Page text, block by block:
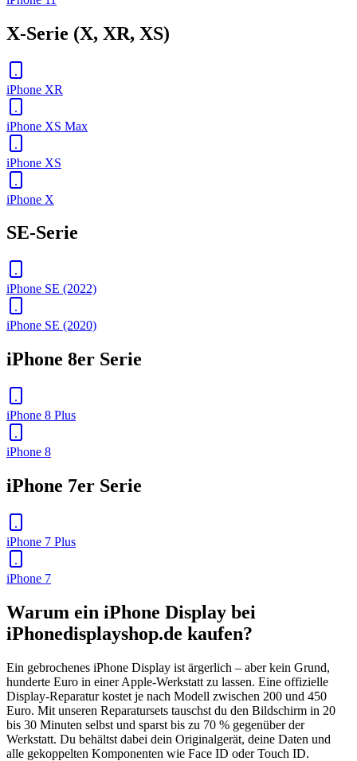
X-Serie (X, XR, XS)
iPhone XR
iPhone XS Max
iPhone XS
iPhone X
SE-Serie
iPhone SE (2022)
iPhone SE (2020)
iPhone 8er Serie
iPhone 8 Plus
iPhone 8
iPhone 7er Serie
iPhone 7 Plus
iPhone 7
Warum ein iPhone Display bei
iPhonedisplayshop.de kaufen?
Ein gebrochenes iPhone Display ist ärgerlich – aber kein Grund,
hunderte Euro in einer Apple-Werkstatt zu lassen. Eine offizielle
Display-Reparatur kostet je nach Modell zwischen 200 und 450
Euro. Mit unseren Reparatursets tauschst du den Bildschirm in 20
bis 30 Minuten selbst und sparst bis zu 70 % gegenüber der
Werkstatt. Du behältst dabei dein Originalgerät, deine Daten und
alle gekoppelten Komponenten wie Face ID oder Touch ID.